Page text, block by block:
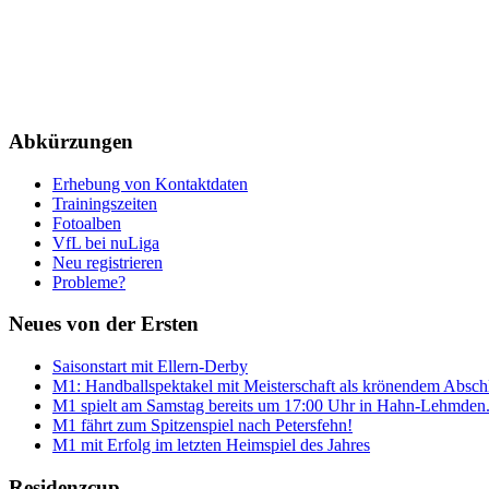
Abkürzungen
Erhebung von Kontaktdaten
Trainingszeiten
Fotoalben
VfL bei nuLiga
Neu registrieren
Probleme?
Neues von der Ersten
Saisonstart mit Ellern-Derby
M1: Handballspektakel mit Meisterschaft als krönendem
M1 spielt am Samstag bereits um 17:00 Uhr in Hahn-Lehmden.
M1 fährt zum Spitzenspiel nach Petersfehn!
M1 mit Erfolg im letzten Heimspiel des Jahres